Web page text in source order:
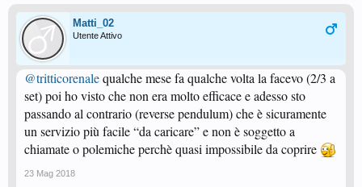
Matti_02
Utente Attivo
@tritticorenalequalche mese fa qualche volta la facevo (2/3 a
set) poi ho visto che non era molto efficace e adesso sto
passando al contrario (reverse pendulum) che è sicuramente
un servizio più facile “da caricare” e non è soggetto a
chiamate o polemiche perchè quasi impossibile da coprire
23 Mag 2018